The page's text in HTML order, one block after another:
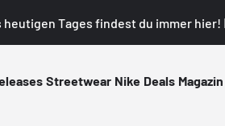
Tages findest du immer hier!
Streetwear Nike Deals Magazin